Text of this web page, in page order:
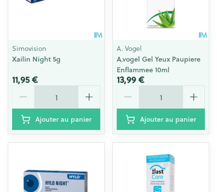
Simovision
Xailin Night 5g
11,95 €
Ajouter au panier
A. Vogel
A.vogel Gel Yeux Paupiere
Enflammee 10ml
13,99 €
Ajouter au panier